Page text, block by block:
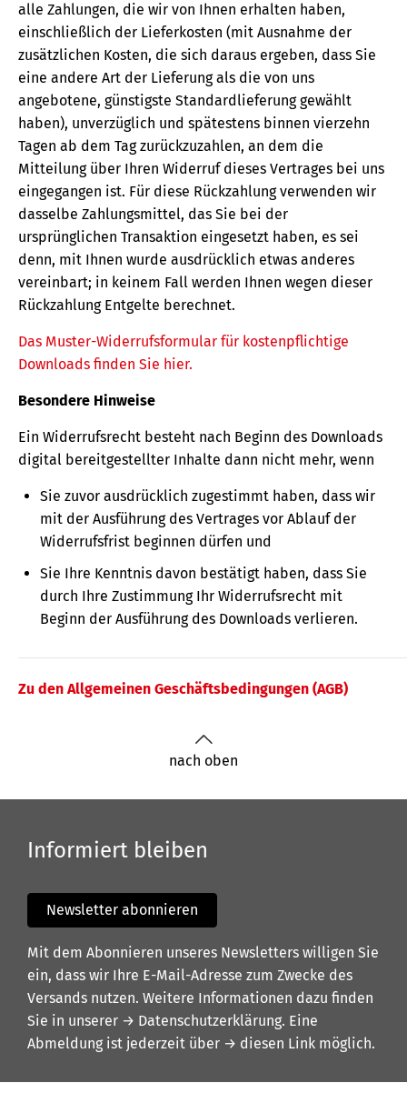
alle Zahlungen, die wir von Ihnen erhalten haben,
einschließlich der Lieferkosten (mit Ausnahme der
zusätzlichen Kosten, die sich daraus ergeben, dass Sie
eine andere Art der Lieferung als die von uns
angebotene, günstigste Standardlieferung gewählt
haben), unverzüglich und spätestens binnen vierzehn
Tagen ab dem Tag zurückzuzahlen, an dem die
Mitteilung über Ihren Widerruf dieses Vertrages bei uns
eingegangen ist. Für diese Rückzahlung verwenden wir
dasselbe Zahlungsmittel, das Sie bei der
ursprünglichen Transaktion eingesetzt haben, es sei
denn, mit Ihnen wurde ausdrücklich etwas anderes
vereinbart; in keinem Fall werden Ihnen wegen dieser
Rückzahlung Entgelte berechnet.
Das Muster-Widerrufsformular für kostenpflichtige
Downloads finden Sie hier.
Besondere Hinweise
Ein Widerrufsrecht besteht nach Beginn des Downloads
digital bereitgestellter Inhalte dann nicht mehr, wenn
Sie zuvor ausdrücklich zugestimmt haben, dass wir
mit der Ausführung des Vertrages vor Ablauf der
Widerrufsfrist beginnen dürfen und
Sie Ihre Kenntnis davon bestätigt haben, dass Sie
durch Ihre Zustimmung Ihr Widerrufsrecht mit
Beginn der Ausführung des Downloads verlieren.
Zu den Allgemeinen Geschäftsbedingungen (AGB)
nach oben
Informiert bleiben
Newsletter abonnieren
Mit dem Abonnieren unseres Newsletters willigen Sie
ein, dass wir Ihre E-Mail-Adresse zum Zwecke des
Versands nutzen. Weitere Informationen dazu finden
Sie in unserer → Datenschutzerklärung. Eine
Abmeldung ist jederzeit über → diesen Link möglich.